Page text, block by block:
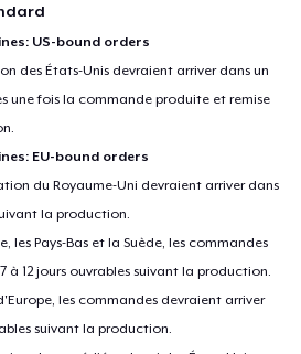
US-bound orders
des États-Unis devraient arriver dans un
une fois la commande produite et remise
EU-bound orders
du Royaume-Uni devraient arriver dans
la production.
les Pays-Bas et la Suède, les commandes
à 12 jours ouvrables suivant la production.
les commandes devraient arriver
suivant la production.